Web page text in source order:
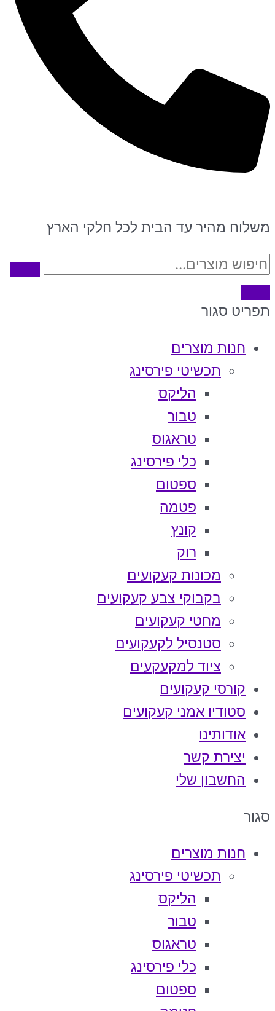
משלוח מהיר עד הבית לכל חלקי הארץ
תפריט סגור
חנות מוצרים
תכשיטי פירסינג
הליקס
טבור
טראגוס
כלי פירסינג
ספטום
פטמה
קונץ
רוק
מכונות קעקועים
בקבוקי צבע קעקועים
מחטי קעקועים
סטנסיל לקעקועים
ציוד למקעקעים
קורסי קעקועים
סטודיו אמני קעקועים
אודותינו
יצירת קשר
החשבון שלי
סגור
חנות מוצרים
תכשיטי פירסינג
הליקס
טבור
טראגוס
כלי פירסינג
ספטום